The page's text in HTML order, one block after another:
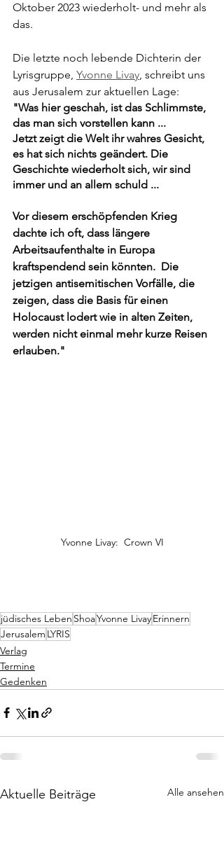
Oktober 2023 wiederholt- und mehr als
das.
Die letzte noch lebende Dichterin der
Lyrisgruppe, Yvonne Livay, schreibt uns
aus Jerusalem zur aktuellen Lage:
"Was hier geschah, ist das Schlimmste,
das man sich vorstellen kann ...
Jetzt zeigt die Welt ihr wahres Gesicht,
es hat sich nichts geändert. Die
Geschichte wiederholt sich, wir sind
immer und an allem schuld ...
Vor diesem erschöpfenden Krieg
dachte ich oft, dass längere
Arbeitsaufenthalte in Europa
kraftspendend sein könnten.  Die
jetzigen antisemitischen Vorfälle, die
zeigen, dass die Basis für einen
Holocaust lodert wie in alten Zeiten,
werden nicht einmal mehr kurze Reisen
erlauben."
Yvonne Livay:  Crown VI
jüdisches Leben ShoaYvonne LivayErinnern
Jerusalem LYRIS
Verlag
Termine
Gedenken
Aktuelle Beiträge Alle ansehen